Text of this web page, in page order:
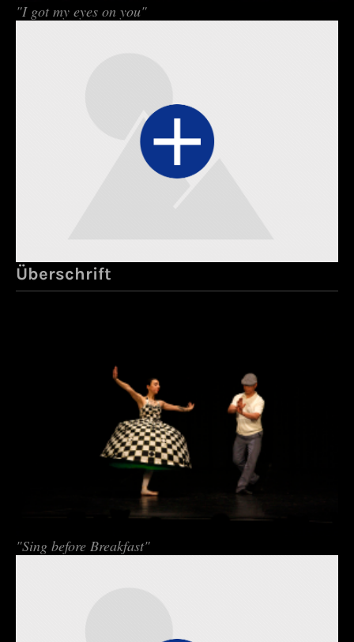
"I got my eyes on you"
Überschrift
"Sing before Breakfast"